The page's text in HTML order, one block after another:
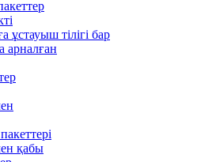
ұстауыш тілігі бар
арналған
қабы